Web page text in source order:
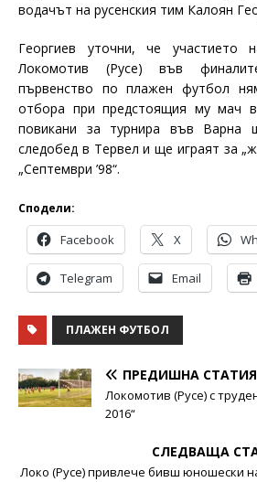
водачът на русенския тим Калоян
Георгиев уточни, че участието
Локомотив (Русе) във
първенство по плажен футбол
отбора при предстоящия му мач
повикани за турнира във
следобед в Тервел и ще играят за
„Септември ’98“.
Сподели:
Facebook X
Telegram Email
ПЛАЖЕН ФУТБОЛ
ПРЕДИШНА СТАТИЯ
Локомотив (Русе) с
2016“
СЛЕДВАЩА
Локо (Русе) привлече бивш юношески